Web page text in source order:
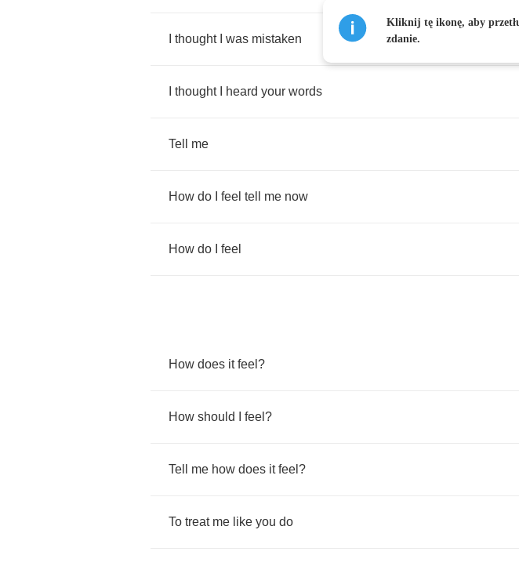
thought was mistaken
thought heard your words
Tell me
How do feel tell me now
How do feel
How does it feel ?
How should feel ?
Tell me how does it feel ?
To treat me like you do
Kliknij tę ikonę, aby
zdanie.